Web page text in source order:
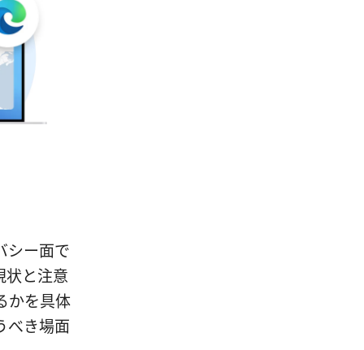
シー面で
状と注意
かを具体
べき場面